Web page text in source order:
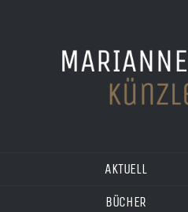
AKTUELL
BÜCHER